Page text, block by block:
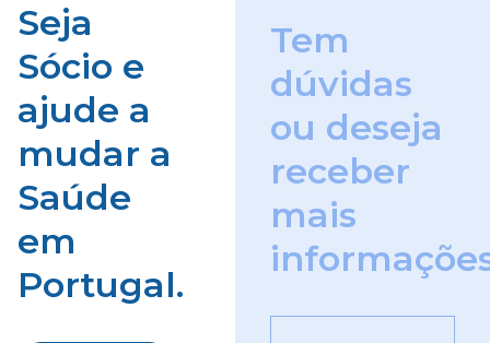
Seja
Sócio e
ajude a
mudar a
Saúde
em
Portugal.
Tem
dúvidas
ou deseja
receber
mais